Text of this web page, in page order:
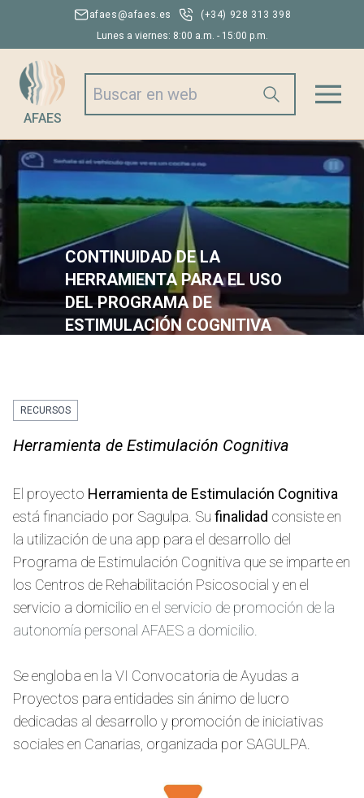
afaes@afaes.es
(+34) 928 313 398
Lunes a viernes: 8:00 a.m. - 15:00 p.m.
AFAES
CONTINUIDAD DE LA
HERRAMIENTA PARA EL USO
DEL PROGRAMA DE
ESTIMULACIÓN COGNITIVA
RECURSOS
Herramienta de Estimulación Cognitiva
El proyecto Herramienta de Estimulación Cognitiva
está financiado por Sagulpa. Su finalidad consiste en
la utilización de una app para el desarrollo del
Programa de Estimulación Cognitiva que se imparte en
los Centros de Rehabilitación Psicosocial y en el
servicio a domicilio en el servicio de promoción de la
autonomía personal AFAES a domicilio.
Se engloba en la VI Convocatoria de Ayudas a
Proyectos para entidades sin ánimo de lucro
dedicadas al desarrollo y promoción de iniciativas
sociales en Canarias, organizada por SAGULPA.